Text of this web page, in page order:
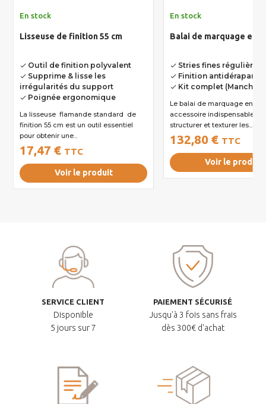
En stock
Lisseuse de finition 55 cm
done Outil de finition polyvalent
done Supprime & lisse les
irrégularités du support
done Poignée ergonomique
La lisseuse flamande standard de
finition 55 cm est un outil essentiel
pour obtenir une...
17,47 € TTC
Voir le produit
En stock
Balai de marquage en
done Stries fines régulières
done Finition antidérapante
done Kit complet (Manche +
Le balai de marquage en kit est un
accessoire indispensable
structurer et texturer les...
132,80 € TTC
Voir le produit
SERVICE CLIENT
Disponible
5 jours sur 7
PAIEMENT SÉCURISÉ
Jusqu'à 3 fois sans frais
dès 300€ d'achat